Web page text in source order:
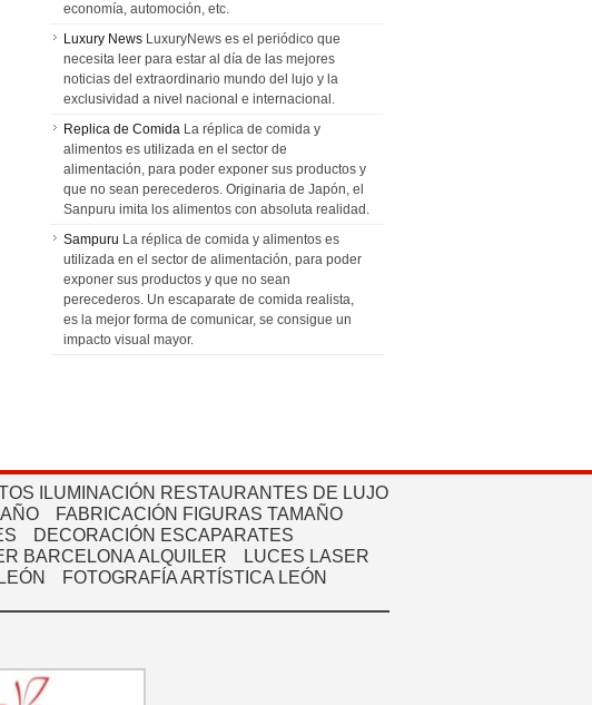
economía, automoción, etc.
Luxury News LuxuryNews es el periódico que
necesita leer para estar al día de las mejores
noticias del extraordinario mundo del lujo y la
exclusividad a nivel nacional e internacional.
Replica de Comida La réplica de comida y
alimentos es utilizada en el sector de
alimentación, para poder exponer sus productos y
que no sean perecederos. Originaria de Japón, el
Sanpuru imita los alimentos con absoluta realidad.
Sampuru La réplica de comida y alimentos es
utilizada en el sector de alimentación, para poder
exponer sus productos y que no sean
perecederos. Un escaparate de comida realista,
es la mejor forma de comunicar, se consigue un
impacto visual mayor.
ILUMINACIÓN RESTAURANTES DE LUJO
FABRICACIÓN FIGURAS TAMAÑO
DECORACIÓN ESCAPARATES
BARCELONA ALQUILER
LUCES LASER
FOTOGRAFÍA ARTÍSTICA LEÓN